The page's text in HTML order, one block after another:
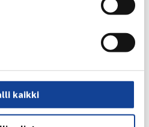
kaikki